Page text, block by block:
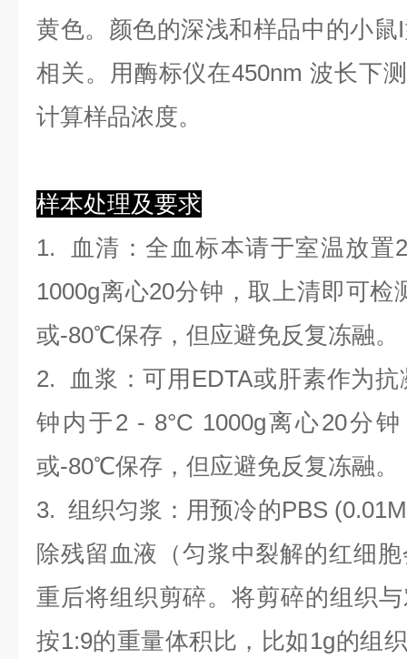
黄色。颜色的深浅和样品中的小
相关。用酶标仪在450nm 波长下
计算样品浓度。
样本处理及要求
1.
血清 ：全血标本请于室温放
1000g离心20分钟，取上清即可
或-80℃保存，但应避免反复冻融。
2.
血浆 ：可用EDTA或肝素作为
钟内于2 - 8°C 1000g离心20分
或-80℃保存，但应避免反复冻融。
3.组织匀浆 ：用预冷的PBS
除残留血液（匀浆中裂解的红细
重后将组织剪碎。将剪碎的组织
按1:9的重量体积比，比如1g的组